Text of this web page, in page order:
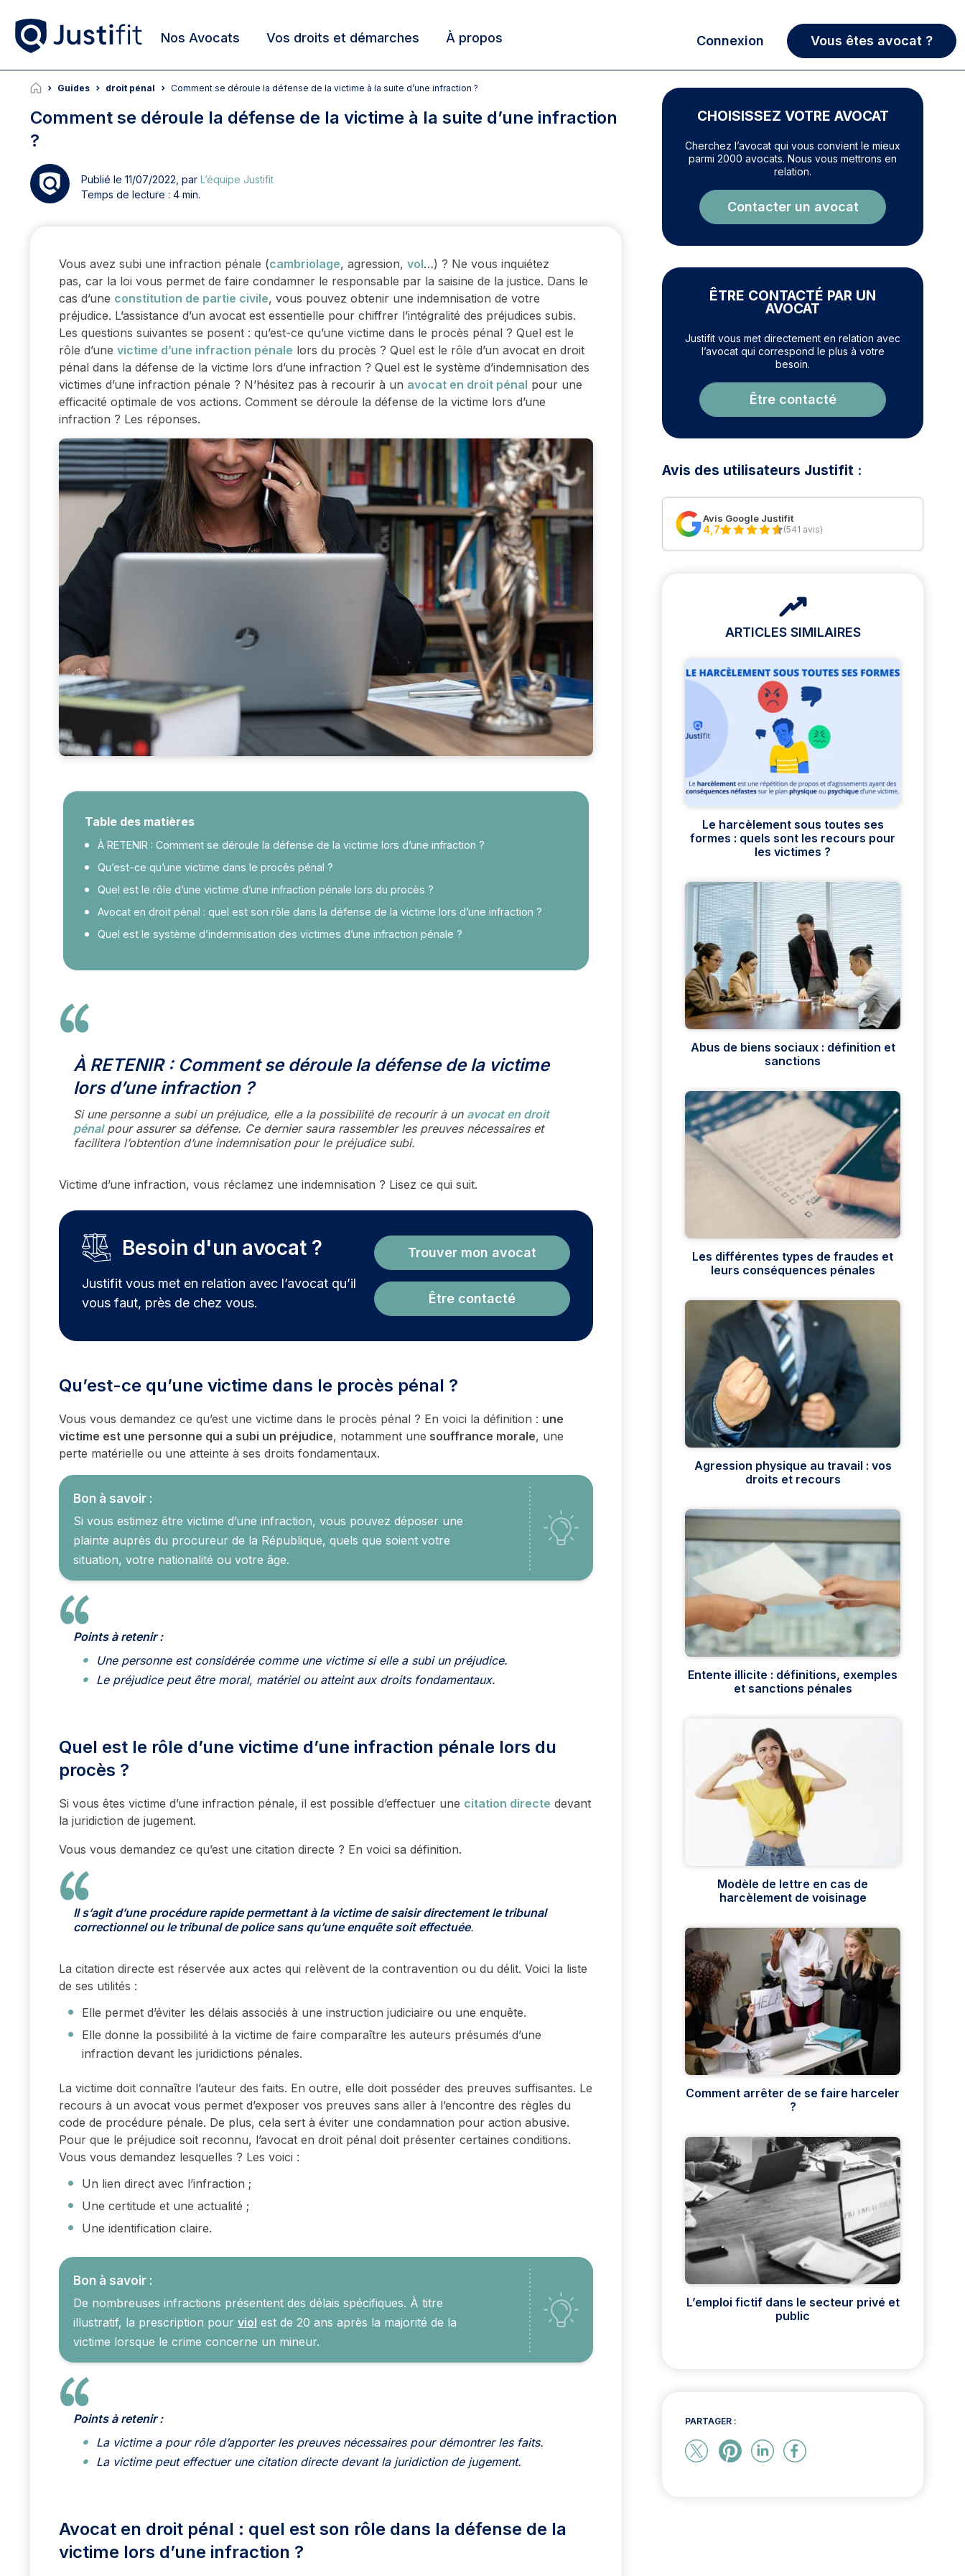
Nos Avocats Vos droits et démarches À propos Connexion Vous êtes avocat ?
Guides droit pénal Comment se déroule la défense de la victime à la suite d’une infraction ?
Comment se déroule la défense de la victime à la suite d’une infraction
?
Publié le 11/07/2022, par L’équipe Justifit
Temps de lecture : 4 min.
Vous avez subi une infraction pénale (cambriolage, agression, vol…) ? Ne vous inquiétez
pas, car la loi vous permet de faire condamner le responsable par la saisine de la justice. Dans le
cas d’une constitution de partie civile, vous pouvez obtenir une indemnisation de votre
préjudice. L’assistance d’un avocat est essentielle pour chiffrer l’intégralité des préjudices subis.
Les questions suivantes se posent : qu’est-ce qu’une victime dans le procès pénal ? Quel est le
rôle d’une victime d’une infraction pénale lors du procès ? Quel est le rôle d’un avocat en droit
pénal dans la défense de la victime lors d’une infraction ? Quel est le système d’indemnisation des
victimes d’une infraction pénale ? N’hésitez pas à recourir à un avocat en droit pénal pour une
efficacité optimale de vos actions. Comment se déroule la défense de la victime lors d’une
infraction ? Les réponses.
Table des matières
À RETENIR : Comment se déroule la défense de la victime lors d’une infraction ?
Qu’est-ce qu’une victime dans le procès pénal ?
Quel est le rôle d’une victime d’une infraction pénale lors du procès ?
Avocat en droit pénal : quel est son rôle dans la défense de la victime lors d’une infraction ?
Quel est le système d’indemnisation des victimes d’une infraction pénale ?
À RETENIR: Comment se déroule la défense de la victime
lors d’une infraction ?
Si une personne a subi un préjudice, elle a la possibilité de recourir à un avocat en droit
pénalpour assurer sa défense. Ce dernier saura rassembler les preuves nécessaires et
facilitera l’obtention d’une indemnisation pour le préjudice subi.
Victime d’une infraction, vous réclamez une indemnisation ? Lisez ce qui suit.
Besoin d'un avocat ?
Justifit vous met en relation avec l’avocat qu’il
vous faut, près de chez vous.
Trouver mon avocat
Être contacté
Qu’est-ce qu’une victime dans le procès pénal ?
Vous vous demandez ce qu’est une victime dans le procès pénal ? En voici la définition : une
victime est une personne qui a subi un préjudice, notamment une souffrance morale, une
perte matérielle ou une atteinte à ses droits fondamentaux.
Bon à savoir :
Si vous estimez être victime d’une infraction, vous pouvez déposer une
plainte auprès du procureur de la République, quels que soient votre
situation, votre nationalité ou votre âge.
Points à retenir :
Une personne est considérée comme une victime si elle a subi un préjudice.
Le préjudice peut être moral, matériel ou atteint aux droits fondamentaux.
Quel est le rôle d’une victime d’une infraction pénale lors du
procès ?
Si vous êtes victime d’une infraction pénale, il est possible d’effectuer une citation directe devant
la juridiction de jugement.
Vous vous demandez ce qu’est une citation directe ? En voici sa définition.
Il s’agit d’une procédure rapide permettant à la victime de saisir directement le tribunal
correctionnel ou le tribunal de police sans qu’une enquête soit effectuée.
La citation directe est réservée aux actes qui relèvent de la contravention ou du délit. Voici la liste
de ses utilités :
Elle permet d’éviter les délais associés à une instruction judiciaire ou une enquête.
Elle donne la possibilité à la victime de faire comparaître les auteurs présumés d’une
infraction devant les juridictions pénales.
La victime doit connaître l’auteur des faits. En outre, elle doit posséder des preuves suffisantes. Le
recours à un avocat vous permet d’exposer vos preuves sans aller à l’encontre des règles du
code de procédure pénale. De plus, cela sert à éviter une condamnation pour action abusive.
Pour que le préjudice soit reconnu, l’avocat en droit pénal doit présenter certaines conditions.
Vous vous demandez lesquelles ? Les voici :
Un lien direct avec l’infraction ;
Une certitude et une actualité ;
Une identification claire.
Bon à savoir :
De nombreuses infractions présentent des délais spécifiques. À titre
illustratif, la prescription pour viol est de 20 ans après la majorité de la
victime lorsque le crime concerne un mineur.
Points à retenir :
La victime a pour rôle d’apporter les preuves nécessaires pour démontrer les faits.
La victime peut effectuer une citation directe devant la juridiction de jugement.
Avocat en droit pénal : quel est son rôle dans la défense de la
victime lors d’une infraction ?
CHOISISSEZ VOTRE AVOCAT
Cherchez l’avocat qui vous convient le mieux
parmi 2000 avocats. Nous vous mettrons en
relation.
Contacter un avocat
ÊTRE CONTACTÉ PAR UN
AVOCAT
Justifit vous met directement en relation avec
l’avocat qui correspond le plus à votre
besoin.
Être contacté
Avis des utilisateurs Justifit :
Avis Google Justifit
4,7 (541 avis)
ARTICLES SIMILAIRES
Le harcèlement sous toutes ses
formes : quels sont les recours pour
les victimes ?
Abus de biens sociaux : définition et
sanctions
Les différentes types de fraudes et
leurs conséquences pénales
Agression physique au travail : vos
droits et recours
Entente illicite : définitions, exemples
et sanctions pénales
Modèle de lettre en cas de
harcèlement de voisinage
Comment arrêter de se faire harceler
?
L’emploi fictif dans le secteur privé et
public
PARTAGER :